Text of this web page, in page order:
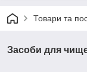
Товари та
Засоби для